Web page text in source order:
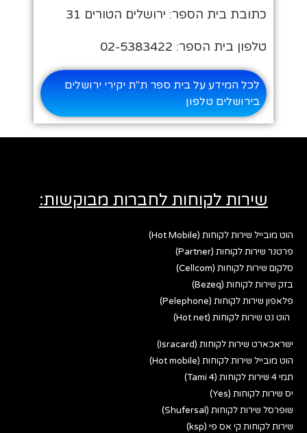
כתובת בית הספר: ירושלים הטורים 31
טלפון בית הספר: 02-5383422
לכל המידע על בית ספר ת"ת יקירי ירושלים
בירושלים טלפון
שירות לקוחות לחברות מבוקשות:
הוט מובייל שירות לקוחות (Hot Mobile)
פרטנר שירות לקוחות (Partner)
סלקום שירות לקוחות (Cellcom)
בזק שירות לקוחות (Bezeq)
פלאפון שירות לקוחות (Pelephone)
הוט נט שירות לקוחות (Hot net)
ישראכארט שירות לקוחות (Isracard)
הוט מובייל שירות לקוחות (Hot mobile)
תמי 4 שירות לקוחות (Tami 4)
יס שירות לקוחות (Yes)
שופרסל שירות לקוחות (Shufersal)
שירות לקוחות קי אס פי (ksp)